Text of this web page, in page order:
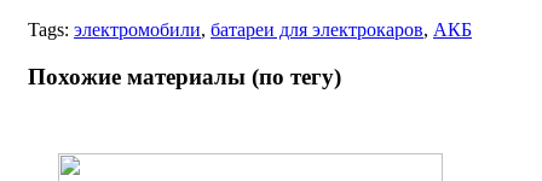
Tags: электромобили, батареи для электрокаров, АКБ
Похожие материалы (по тегу)